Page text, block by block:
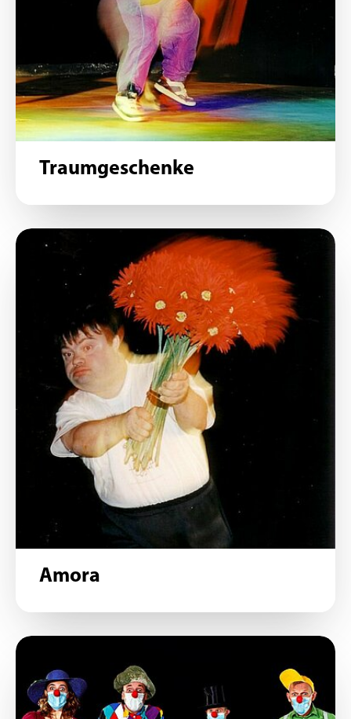
Traumgeschenke
Amora